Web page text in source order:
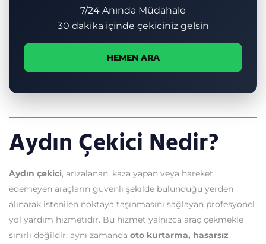
7/24 Anında Müdahale
30 dakika içinde çekiciniz gelsin
HEMEN ARA
Aydın Çekici Nedir?
Aydın çekici, arızalanan, kaza yapan veya hareket
edemeyen araçların güvenli şekilde bulunduğu yerden
alınarak istenilen noktaya taşınmasını sağlayan profesyonel
yol yardım hizmetidir. Bu hizmet yalnızca araç çekmekle
sınırlı değildir; aynı zamanda oto kurtarma, hasarsız